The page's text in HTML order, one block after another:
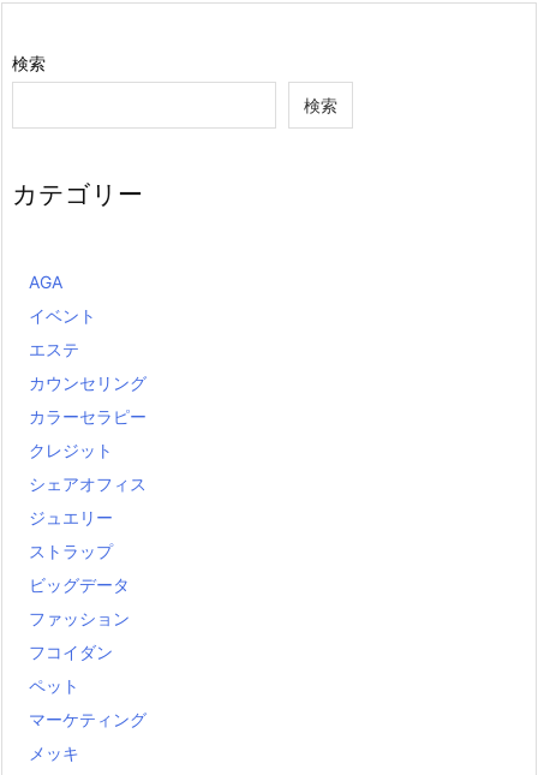
検索
検索
カテゴリー
AGA
イベント
エステ
カウンセリング
カラーセラピー
クレジット
シェアオフィス
ジュエリー
ストラップ
ビッグデータ
ファッション
フコイダン
ペット
マーケティング
メッキ